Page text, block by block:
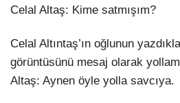
Celal Altaş: Kime satmışım?
Celal Altıntaş’ın oğlunun
görüntüsünü mesaj olarak
Altaş: Aynen öyle yolla savcıya.